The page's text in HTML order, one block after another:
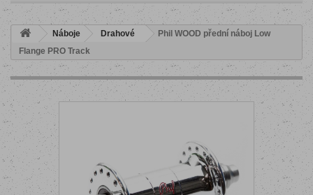
Náboje Drahové
Phil WOOD přední náboj Low
Flange PRO Track